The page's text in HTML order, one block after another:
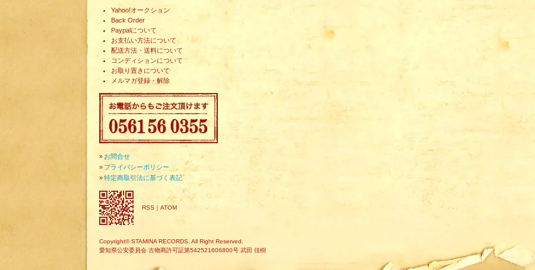
Yahoo!オークション
Back Order
Paypalについて
お支払い方法について
配送方法・送料について
コンディションについて
お取り置きについて
メルマガ登録・解除
» お問合せ
» プライバシーポリシー
»特定商取引法に基づく表記
RSS ｜ ATOM
Copyright© STAMINA RECORDS. All Right Reserved.
愛知県公安委員会 古物商許可証第542521606800号 武田 佳樹